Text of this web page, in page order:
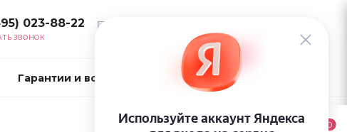
023-88-22
ЗВОНОК
Гарантии и возврат Контакты
0